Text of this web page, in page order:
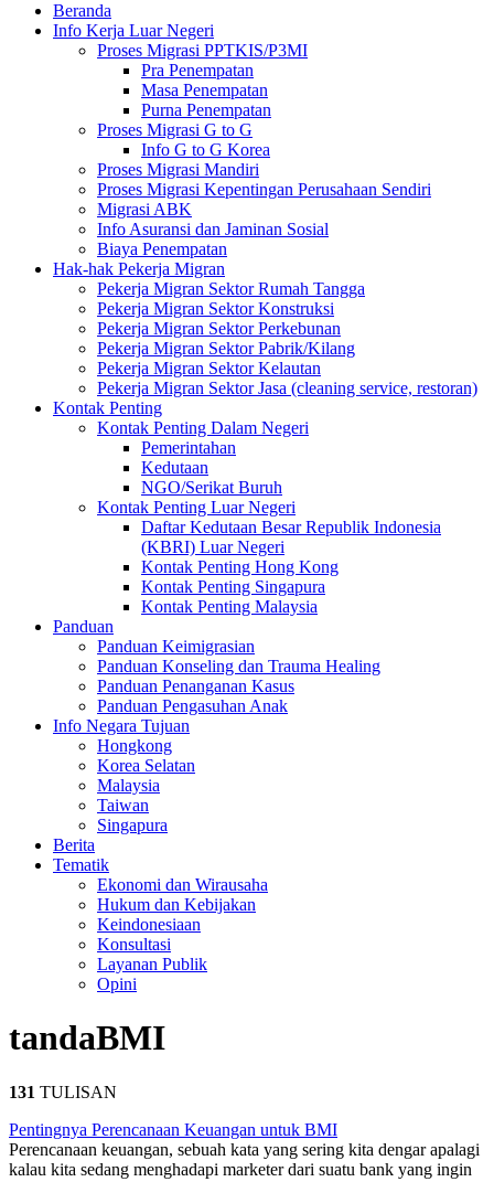
Beranda
Info Kerja Luar Negeri
Proses Migrasi PPTKIS/P3MI
Pra Penempatan
Masa Penempatan
Purna Penempatan
Proses Migrasi G to G
Info G to G Korea
Proses Migrasi Mandiri
Proses Migrasi Kepentingan Perusahaan Sendiri
Migrasi ABK
Info Asuransi dan Jaminan Sosial
Biaya Penempatan
Hak-hak Pekerja Migran
Pekerja Migran Sektor Rumah Tangga
Pekerja Migran Sektor Konstruksi
Pekerja Migran Sektor Perkebunan
Pekerja Migran Sektor Pabrik/Kilang
Pekerja Migran Sektor Kelautan
Pekerja Migran Sektor Jasa (cleaning service, restoran)
Kontak Penting
Kontak Penting Dalam Negeri
Pemerintahan
Kedutaan
NGO/Serikat Buruh
Kontak Penting Luar Negeri
Daftar Kedutaan Besar Republik Indonesia
(KBRI) Luar Negeri
Kontak Penting Hong Kong
Kontak Penting Singapura
Kontak Penting Malaysia
Panduan
Panduan Keimigrasian
Panduan Konseling dan Trauma Healing
Panduan Penanganan Kasus
Panduan Pengasuhan Anak
Info Negara Tujuan
Hongkong
Korea Selatan
Malaysia
Taiwan
Singapura
Berita
Tematik
Ekonomi dan Wirausaha
Hukum dan Kebijakan
Keindonesiaan
Konsultasi
Layanan Publik
Opini
tandaBMI
131 TULISAN
Pentingnya Perencanaan Keuangan untuk BMI
Perencanaan keuangan, sebuah kata yang sering kita dengar apalagi
kalau kita sedang menghadapi marketer dari suatu bank yang ingin